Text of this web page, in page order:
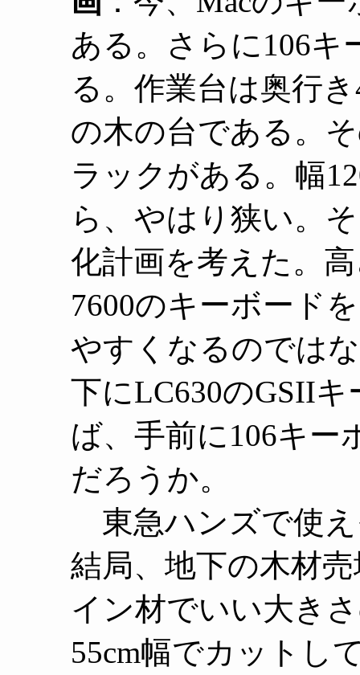
ある。さらに106キ
る。作業台は奥行き
の木の台である。
ラックがある。幅
ら、やはり狭い。
化計画を考えた。
7600のキーボード
やすくなるのでは
下にLC630のGSII
ば、手前に106キー
だろうか。
東急ハンズで使
結局、地下の木材
イン材でいい大き
55cm幅でカットし